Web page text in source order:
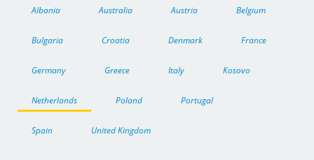
Albania Australia Austria Belgium
Bulgaria Croatia Denmark France
Germany Greece Italy Kosovo
Netherlands Poland Portugal
Spain United Kingdom